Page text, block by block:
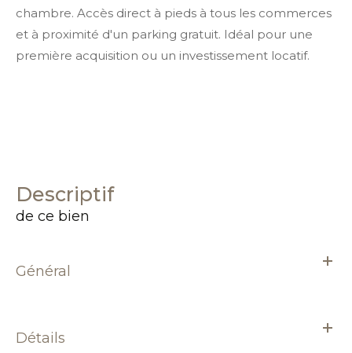
chambre. Accès direct à pieds à tous les commerces
et à proximité d'un parking gratuit. Idéal pour une
première acquisition ou un investissement locatif.
descriptif
de ce bien
Général
Détails